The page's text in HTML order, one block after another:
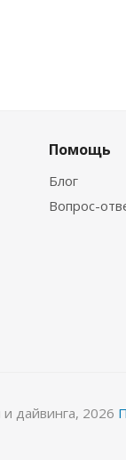
Помощь
Блог
Вопрос-
дайвинга, 2026